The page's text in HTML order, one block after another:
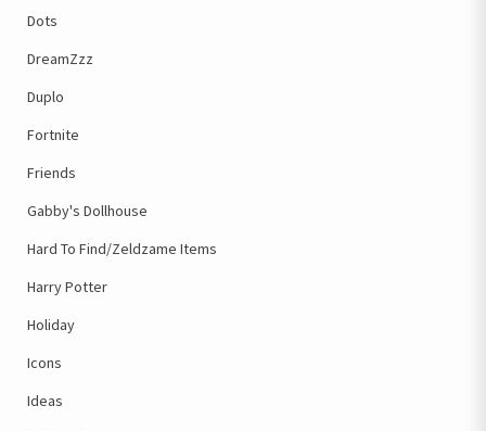
Dots
DreamZzz
Duplo
Fortnite
Friends
Gabby's Dollhouse
Hard To Find/Zeldzame Items
Harry Potter
Holiday
Icons
Ideas